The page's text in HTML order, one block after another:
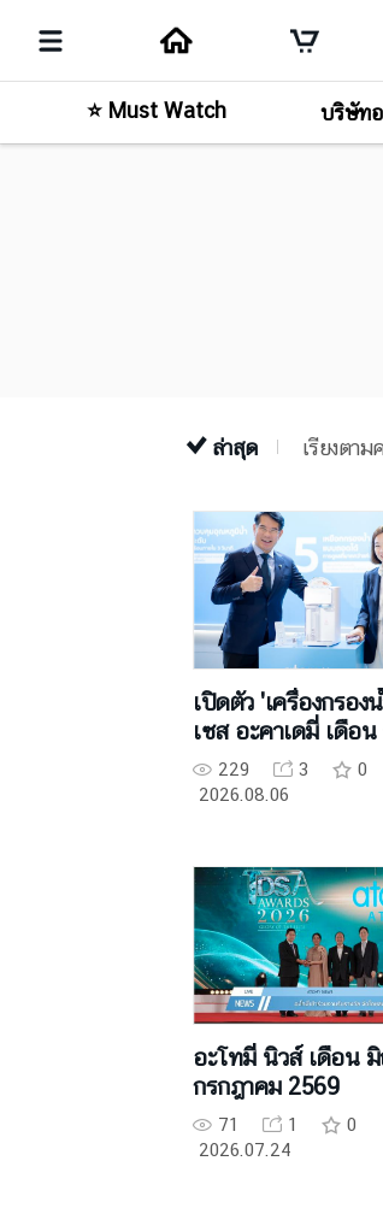
⭐ Must Watch บริษัท
ล่าสุด เรียงตา
เปิดตัว 'เครื่องกรอง
เซส อะคาเดมี่ เดือ
2569
229 3
0
2026.08.06
อะโทมี่ นิวส์ เดือน
กรกฎาคม 2569
71 1
0
2026.07.24